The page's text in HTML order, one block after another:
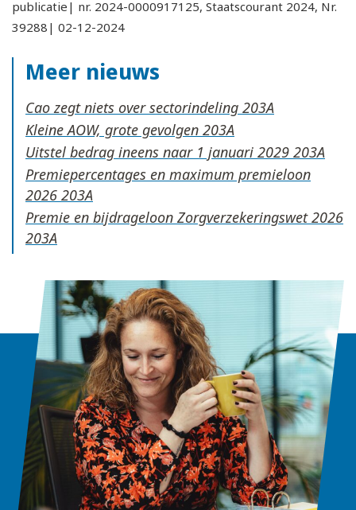
publicatie| nr. 2024-0000917125, Staatscourant 2024, Nr.
39288| 02-12-2024
Meer nieuws
Cao zegt niets over sectorindeling
Kleine AOW, grote gevolgen
Uitstel bedrag ineens naar 1 januari 2029
Premiepercentages en maximum premieloon
2026
Premie en bijdrageloon Zorgverzekeringswet 2026